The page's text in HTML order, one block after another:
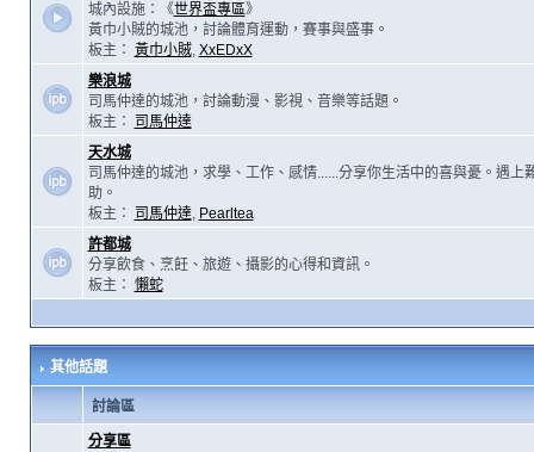
城內設施：《世界盃專區》
黃巾小賊的城池，討論體育運動，賽事與盛事。
板主： 黃巾小賊, XxEDxX
樂浪城
司馬仲達的城池，討論動漫、影視、音樂等話題。
板主：
司馬仲達
天水城
司馬仲達的城池，求學、工作、感情......分享你生活中的喜與憂。遇上
助。
板主：
司馬仲達, Pearltea
許都城
分享飲食、烹飪、旅遊、攝影的心得和資訊。
板主： 懶蛇
其他話題
討論區
分享區